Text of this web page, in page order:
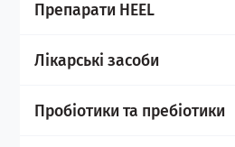
Препарати HEEL
Ампули
Краплі
Лікарські засоби
Нервова система
Пробіотики та пребіотики